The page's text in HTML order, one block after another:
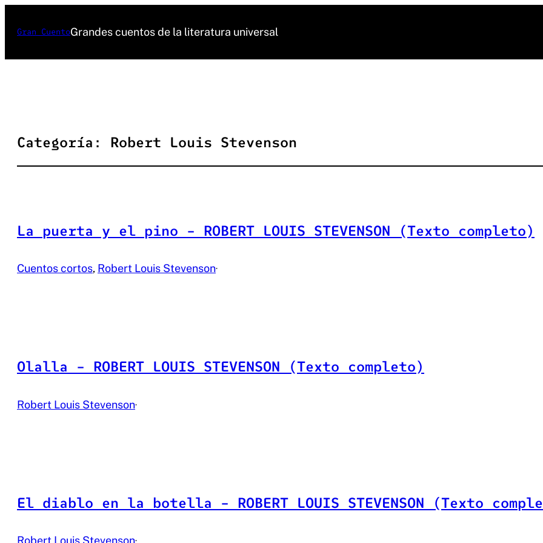
Gran CuentoGrandes cuentos de la literatura universal
Categoría: Robert Louis Stevenson
La puerta y el pino – ROBERT LOUIS STEVENSON (Texto completo)
Cuentos cortos, Robert Louis Stevenson·
Olalla – ROBERT LOUIS STEVENSON (Texto completo)
Robert Louis Stevenson·
El diablo en la botella – ROBERT LOUIS STEVENSON (Texto
Robert Louis Stevenson·